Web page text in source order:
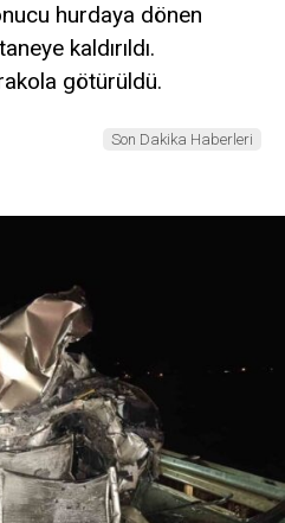
hurdaya dönen
kaldırıldı.
götürüldü.
Son Dakika Haberleri